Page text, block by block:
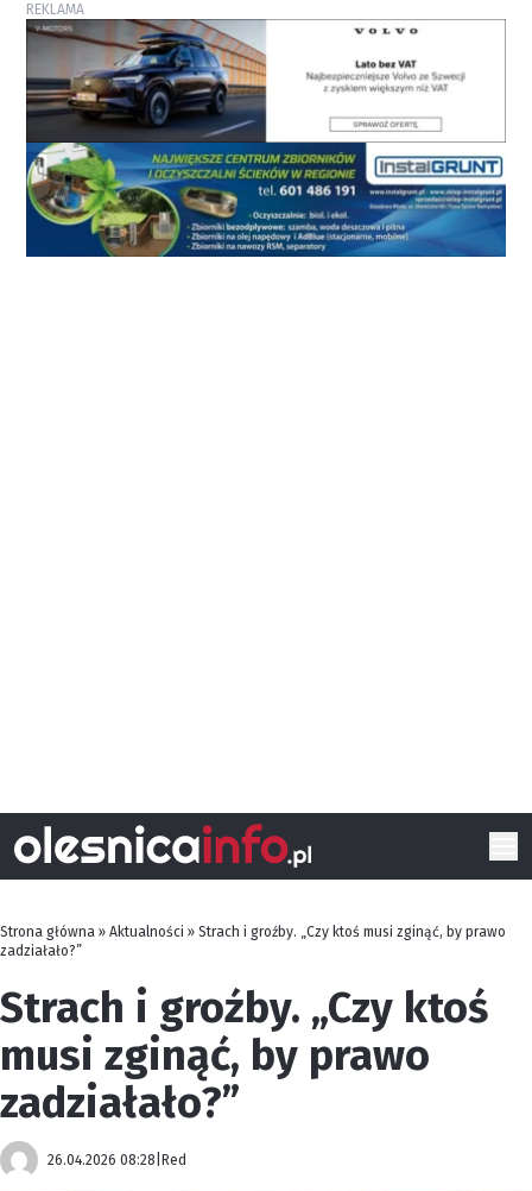
REKLAMA
Strona główna » Aktualności » Strach i groźby. „Czy ktoś musi zginąć, by prawo
zadziałało?”
Strach i groźby. „Czy ktoś
musi zginąć, by prawo
zadziałało?”
26.04.2026 08:28 Red